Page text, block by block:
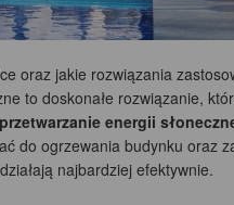
oraz jakie rozwiązania
to doskonałe rozwiązanie,
energii
do ogrzewania budynku oraz
najbardziej efektywnie.